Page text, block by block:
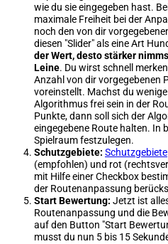
wie du sie eingegeben hast.
maximale Freiheit bei der
noch den von dir
diesen "Slider" als eine Art
der Wert, desto stärker
Leine. Du wirst schnell
Anzahl von dir vorgegebenen
voreinstellt. Machst du
Algorithmus frei sein in der
Punkte, dann soll sich der
eingegebene Route halten. In
Spielraum festzulegen.
Schutzgebiete: Schutzgebiete
(empfohlen) und rot
mit Hilfe einer Checkbox
der Routenanpassung
Start Bewertung: Jetzt ist
Routenanpassung und die
auf den Button "Start
musst du nun 5 bis 15